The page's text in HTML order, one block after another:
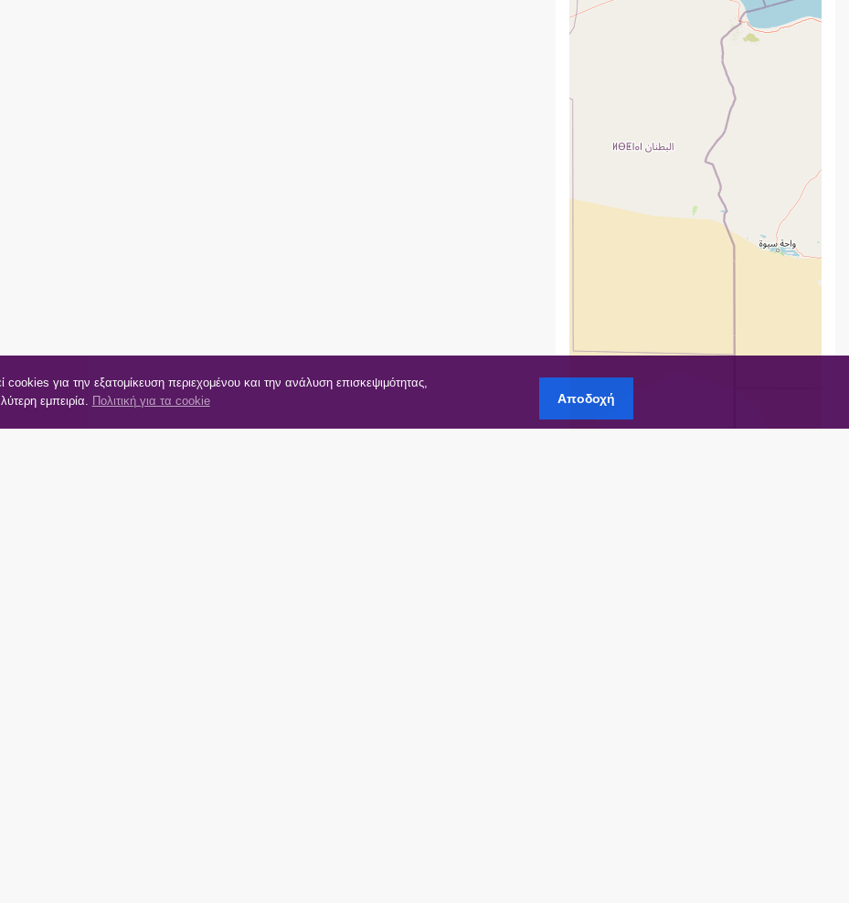
cookies για την εξατομίκευση περιεχομένου και την ανάλυση επισκεψιμότητας,
εμπειρία. Πολιτική για τα cookie Αποδοχή